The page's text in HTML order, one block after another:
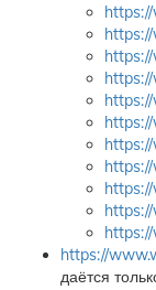
https://
даётся